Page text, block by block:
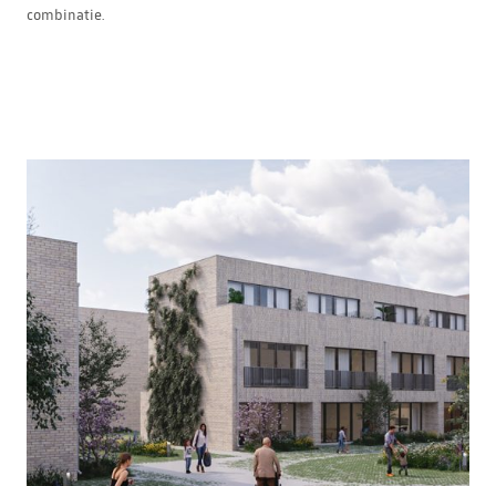
combinatie.